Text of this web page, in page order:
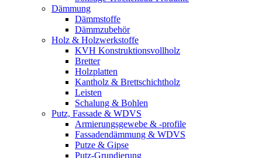
Dämmung
Dämmstoffe
Dämmzubehör
Holz & Holzwerkstoffe
KVH Konstruktionsvollholz
Bretter
Holzplatten
Kantholz & Brettschichtholz
Leisten
Schalung & Bohlen
Putz, Fassade & WDVS
Armierungsgewebe & -profile
Fassadendämmung & WDVS
Putze & Gipse
Putz-Grundierung